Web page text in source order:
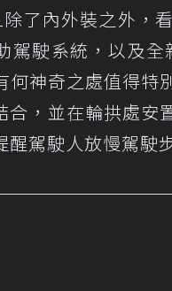
了內外裝之外，
駕駛系統，以及
何神奇之處值得特
合，並在輪拱處安
醒駕駛人放慢駕駛